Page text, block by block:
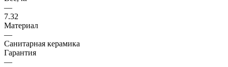
—
7.32
Материал
—
Санитарная керамика
Гарантия
—